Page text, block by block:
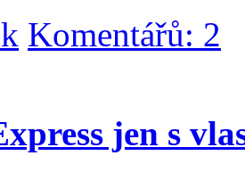
Komentářů: 2
jen s